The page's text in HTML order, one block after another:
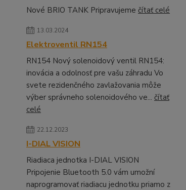
Nové BRIO TANK Pripravujeme čítať celé
13.03.2024
Elektroventil RN154
RN154 Nový solenoidový ventil RN154:
inovácia a odolnosť pre vašu záhradu Vo
svete rezidenčného zavlažovania môže
výber správneho solenoidového ve... čítať
celé
22.12.2023
I-DIAL VISION
Riadiaca jednotka I-DIAL VISION
Pripojenie Bluetooth 5.0 vám umožní
naprogramovať riadiacu jednotku priamo z